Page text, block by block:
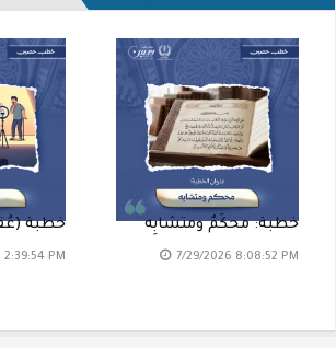
خطبة
PM
خطبة: محكَمٌ ومتشابِه
7/29/2026 8:08:52 PM